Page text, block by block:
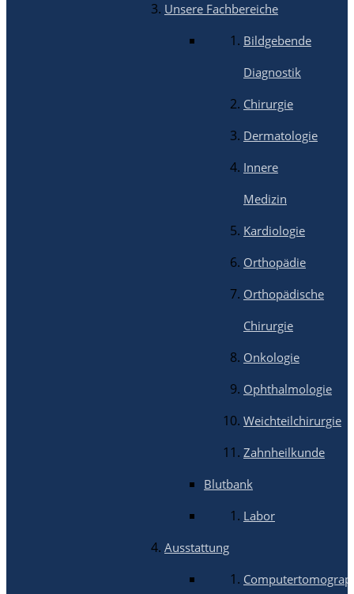
Unsere Fachbereiche
Bildgebende
Diagnostik
Chirurgie
Dermatologie
Innere
Medizin
Kardiologie
Orthopädie
Orthopädische
Chirurgie
Onkologie
Ophthalmologie
Weichteilchirurgie
Zahnheilkunde
Blutbank
Labor
Ausstattung